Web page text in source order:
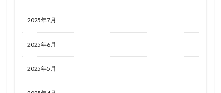
2025年7月
2025年6月
2025年5月